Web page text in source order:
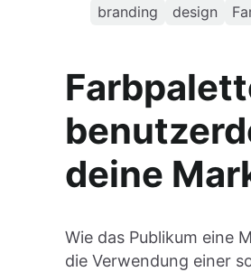
branding design
deine
Wie das Publikum eine
die Verwendung einer